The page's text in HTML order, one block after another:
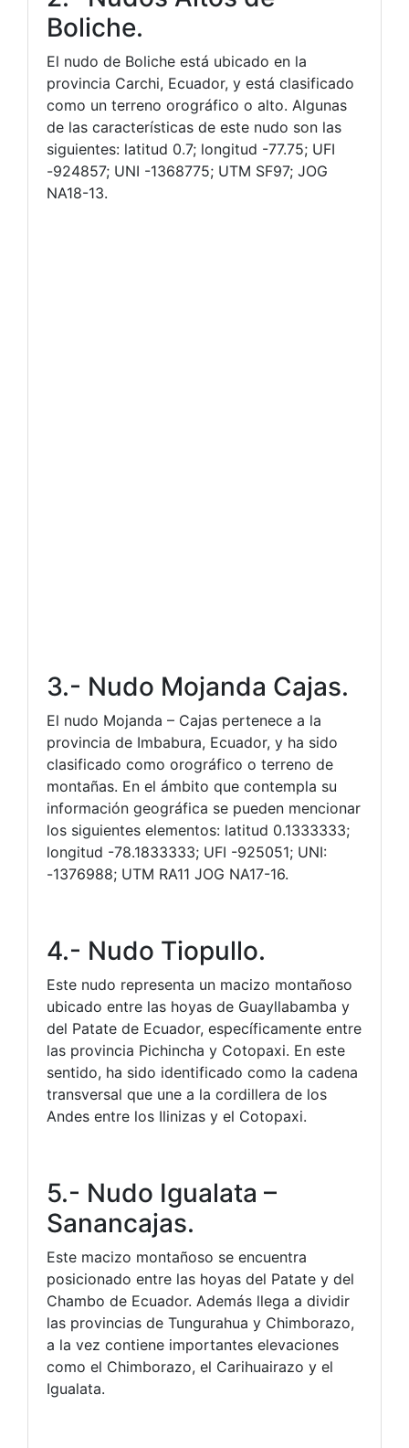
Boliche.
El nudo de Boliche está ubicado en la
provincia Carchi, Ecuador, y está clasificado
como un terreno orográfico o alto. Algunas
de las características de este nudo son las
siguientes: latitud 0.7; longitud -77.75; UFI
-924857; UNI -1368775; UTM SF97; JOG
NA18-13.
3.- Nudo Mojanda Cajas.
El nudo Mojanda – Cajas pertenece a la
provincia de Imbabura, Ecuador, y ha sido
clasificado como orográfico o terreno de
montañas. En el ámbito que contempla su
información geográfica se pueden mencionar
los siguientes elementos: latitud 0.1333333;
longitud -78.1833333; UFI -925051; UNI:
-1376988; UTM RA11 JOG NA17-16.
4.- Nudo Tiopullo.
Este nudo representa un macizo montañoso
ubicado entre las hoyas de Guayllabamba y
del Patate de Ecuador, específicamente entre
las provincia Pichincha y Cotopaxi. En este
sentido, ha sido identificado como la cadena
transversal que une a la cordillera de los
Andes entre los Ilinizas y el Cotopaxi.
5.- Nudo Igualata –
Sanancajas.
Este macizo montañoso se encuentra
posicionado entre las hoyas del Patate y del
Chambo de Ecuador. Además llega a dividir
las provincias de Tungurahua y Chimborazo,
a la vez contiene importantes elevaciones
como el Chimborazo, el Carihuairazo y el
Igualata.